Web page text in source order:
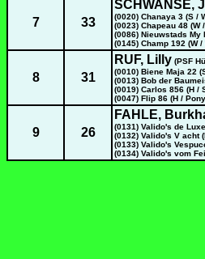
7 33
SCHWANSE,
(0020) Chanaya 3 (S /
(0023) Chapeau 48
(0086) Nieuwstads My
(0145) Champ 192 (W
8 31
RUF, Lilly (PSF
(0010) Biene Maja 22
(0013) Bob der
(0019) Carlos 856 (H /
(0047) Flip 86 (H /
9 26
FAHLE,
(0131) Valido's de
(0132) Valido's V acht
(0133) Valido's
(0134) Valido's vom